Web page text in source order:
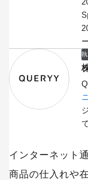
インターネット
商品の仕入れや